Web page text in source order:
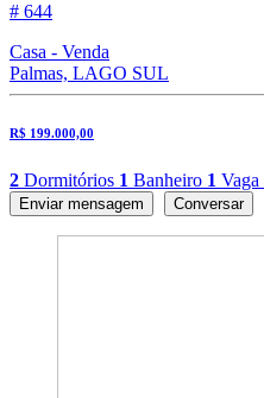
# 644
Casa - Venda
Palmas, LAGO SUL
R$ 199.000,00
2 Dormitórios 1 Banheiro 1 Vaga
Enviar mensagem Conversar